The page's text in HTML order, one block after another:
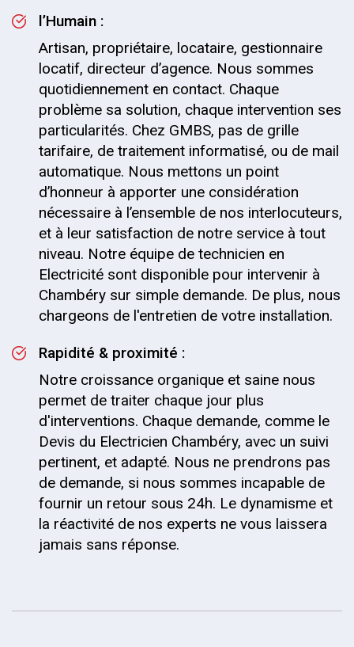
l’Humain :
Artisan, propriétaire, locataire, gestionnaire
locatif, directeur d’agence. Nous sommes
quotidiennement en contact. Chaque
problème sa solution, chaque intervention ses
particularités. Chez GMBS, pas de grille
tarifaire, de traitement informatisé, ou de mail
automatique. Nous mettons un point
d’honneur à apporter une considération
nécessaire à l’ensemble de nos interlocuteurs,
et à leur satisfaction de notre service à tout
niveau. Notre équipe de technicien en
Electricité sont disponible pour intervenir à
Chambéry sur simple demande. De plus, nous
chargeons de l'entretien de votre installation.
Rapidité & proximité :
Notre croissance organique et saine nous
permet de traiter chaque jour plus
d'interventions. Chaque demande, comme le
Devis du Electricien Chambéry, avec un suivi
pertinent, et adapté. Nous ne prendrons pas
de demande, si nous sommes incapable de
fournir un retour sous 24h. Le dynamisme et
la réactivité de nos experts ne vous laissera
jamais sans réponse.